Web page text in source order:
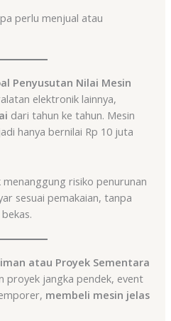
perlu menjual atau
Penyusutan Nilai Mesin
elektronik lainnya,
dari tahun ke tahun. Mesin
hanya bernilai Rp 10 juta
risiko penurunan
sesuai pemakaian, tanpa
atau Proyek Sementara
proyek jangka pendek, event
membeli mesin jelas